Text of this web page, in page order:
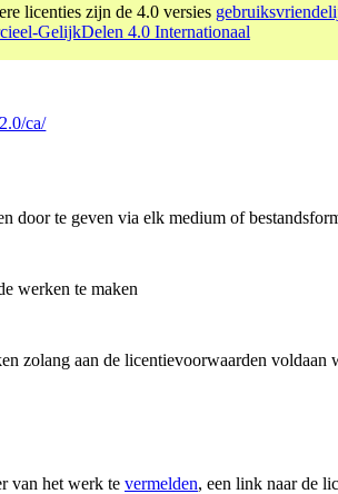
licenties zijn de 4.0 versies
GelijkDelen 4.0 Internationaal
ca/
door te geven via elk medium of
werken te maken
zolang aan de licentievoorwaarden voldaan
van het werk te vermelden, een link naar de